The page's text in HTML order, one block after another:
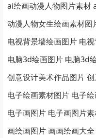
ai绘画动漫人物图片素材
动漫人物女生绘画素材
电视背景墙绘画图片 电
电脑3d绘画图片 电脑3d
创意设计美术作品图片
电子绘画素材图片 电子
电子画图片 电子画图片
画绘画图片 画画绘画大全